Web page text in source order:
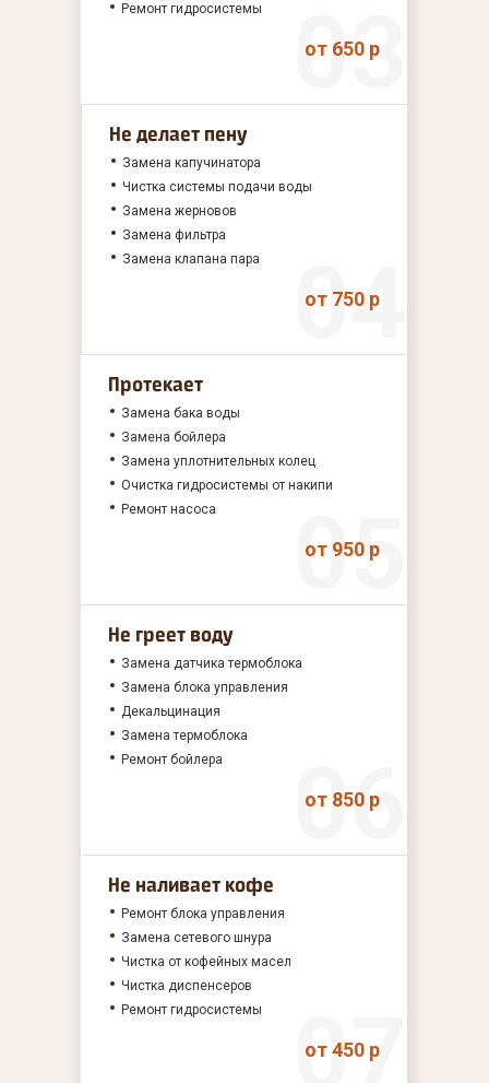
Ремонт гидросистемы
от 650 р
Не делает пену
Замена капучинатора
Чистка системы подачи воды
Замена жерновов
Замена фильтра
Замена клапана пара
от 750 р
Протекает
Замена бака воды
Замена бойлера
Замена уплотнительных колец
Очистка гидросистемы от накипи
Ремонт насоса
от 950 р
Не греет воду
Замена датчика термоблока
Замена блока управления
Декальцинация
Замена термоблока
Ремонт бойлера
от 850 р
Не наливает кофе
Ремонт блока управления
Замена сетевого шнура
Чистка от кофейных масел
Чистка диспенсеров
Ремонт гидросистемы
от 450 р